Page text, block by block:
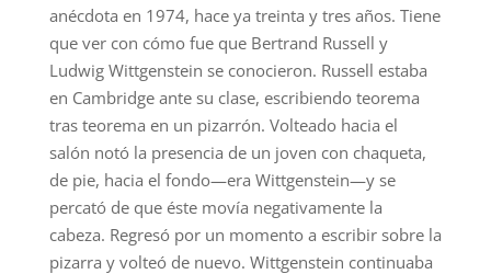
anécdota en 1974, hace ya treinta y tres años. Tiene
que ver con cómo fue que Bertrand Russell y
Ludwig Wittgenstein se conocieron. Russell estaba
en Cambridge ante su clase, escribiendo teorema
tras teorema en un pizarrón. Volteado hacia el
salón notó la presencia de un joven con chaqueta,
de pie, hacia el fondo—era Wittgenstein—y se
percató de que éste movía negativamente la
cabeza. Regresó por un momento a escribir sobre la
pizarra y volteó de nuevo. Wittgenstein continuaba